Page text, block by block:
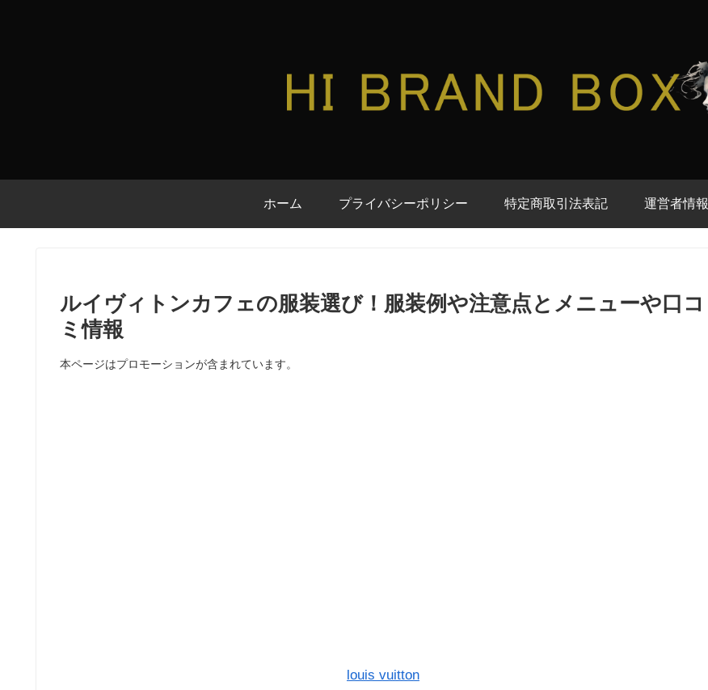
ホーム プライバシーポリシー 特定商取引法表記 運営者情報
ルイヴィトンカフェの服装選び！服装例や注意点とメニューや口コ
ミ情報
本ページはプロモーションが含まれています。
louis vuitton